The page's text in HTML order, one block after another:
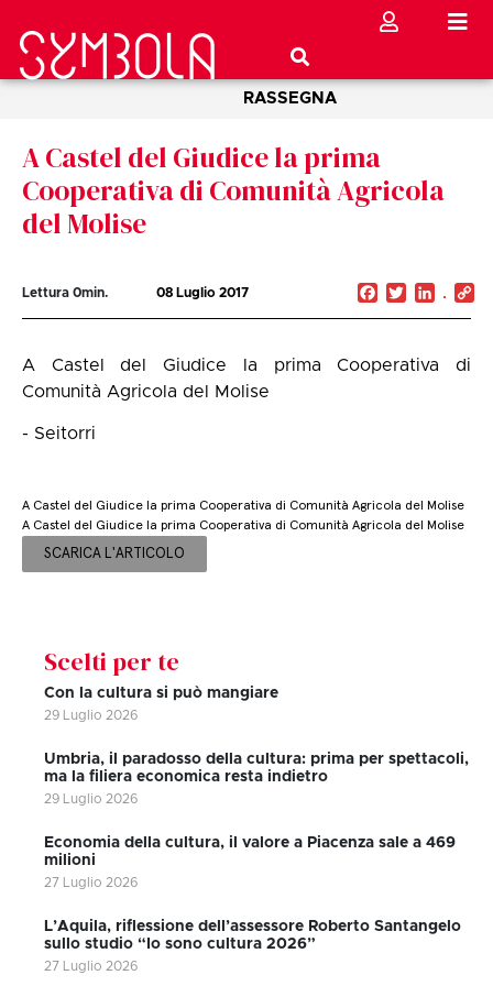
RASSEGNA
A Castel del Giudice la prima
Cooperativa di Comunità Agricola
del Molise
Lettura 0min. 08 Luglio 2017 Facebook
Twitter
A Castel del Giudice la prima Cooperativa di
Comunità Agricola del Molise
- Seitorri
A Castel del Giudice la prima Cooperativa di Comunità Agricola del Molise
A Castel del Giudice la prima Cooperativa di Comunità Agricola del Molise
SCARICA L'ARTICOLO
Scelti per te
Con la cultura si può mangiare
29 Luglio 2026
Umbria, il paradosso della cultura: prima per spettacoli,
ma la filiera economica resta indietro
29 Luglio 2026
Economia della cultura, il valore a Piacenza sale a 469
milioni
27 Luglio 2026
L’Aquila, riflessione dell’assessore Roberto Santangelo
sullo studio “Io sono cultura 2026”
27 Luglio 2026